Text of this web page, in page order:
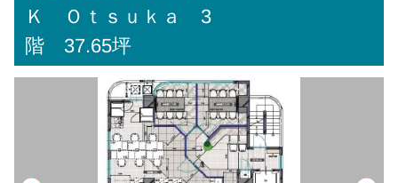
Ｋ Ｏｔｓｕｋａ 3
階 37.65坪